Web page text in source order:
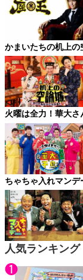
人気ランキング
かまいたちの机上の
火曜は全力！華大さ
ちゃちゃ入れマンデ